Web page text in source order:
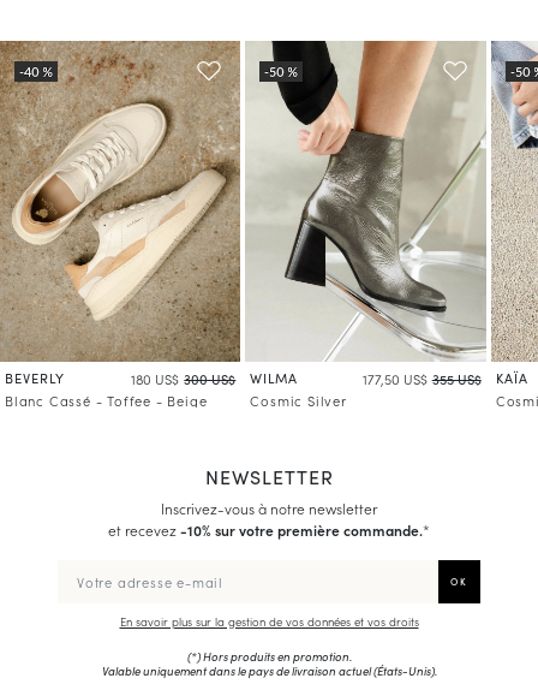
BEVERLY 180 US$ 300 US$
Blanc Cassé - Toffee - Beige
WILMA 177,50 US$ 355 US$
Cosmic Silver
KAÏA
NEWSLETTER
Inscrivez-vous à notre newsletter
et recevez-10% sur votre première commande.*
En savoir plus sur la gestion de vos données et vos droits
(*) Hors produits en promotion.
Valable uniquement dans le pays de livraison actuel (États-Unis).